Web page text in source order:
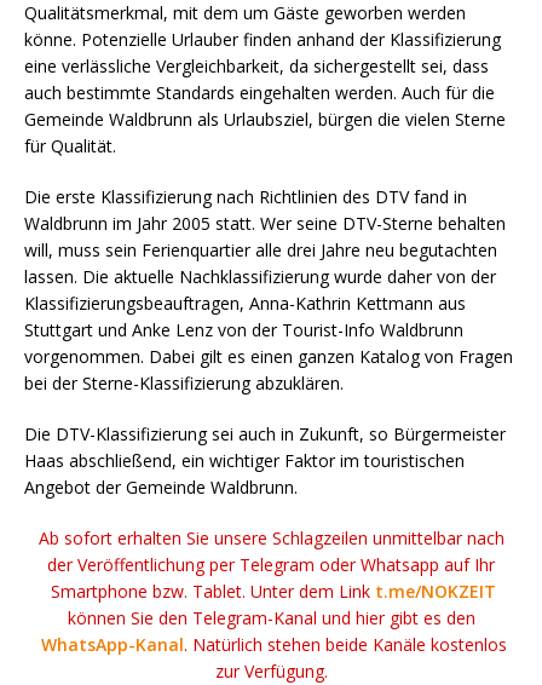
Qualitätsmerkmal, mit dem um Gäste geworben werden
könne. Potenzielle Urlauber finden anhand der Klassifizierung
eine verlässliche Vergleichbarkeit, da sichergestellt sei, dass
auch bestimmte Standards eingehalten werden. Auch für die
Gemeinde Waldbrunn als Urlaubsziel, bürgen die vielen Sterne
für Qualität.
Die erste Klassifizierung nach Richtlinien des DTV fand in
Waldbrunn im Jahr 2005 statt. Wer seine DTV-Sterne behalten
will, muss sein Ferienquartier alle drei Jahre neu begutachten
lassen. Die aktuelle Nachklassifizierung wurde daher von der
Klassifizierungsbeauftragen, Anna-Kathrin Kettmann aus
Stuttgart und Anke Lenz von der Tourist-Info Waldbrunn
vorgenommen. Dabei gilt es einen ganzen Katalog von Fragen
bei der Sterne-Klassifizierung abzuklären.
Die DTV-Klassifizierung sei auch in Zukunft, so Bürgermeister
Haas abschließend, ein wichtiger Faktor im touristischen
Angebot der Gemeinde Waldbrunn.
Ab sofort erhalten Sie unsere Schlagzeilen unmittelbar nach
der Veröffentlichung per Telegram oder Whatsapp auf Ihr
Smartphone bzw. Tablet. Unter dem Link t.me/NOKZEIT
können Sie den Telegram-Kanal und hier gibt es den
WhatsApp-Kanal. Natürlich stehen beide Kanäle kostenlos
zur Verfügung.